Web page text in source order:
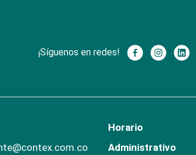
¡Síguenos en redes!
Horario
Administrativo